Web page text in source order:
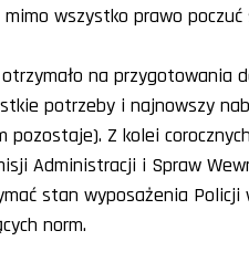
wszystko prawo poczuć
na przygotowania
potrzeby i najnowszy
Z kolei
Administracji i Spraw
stan wyposażenia
norm.